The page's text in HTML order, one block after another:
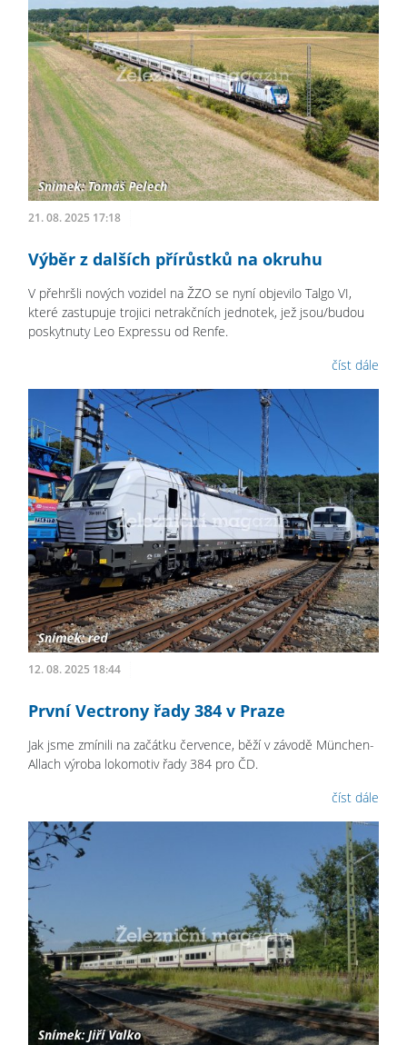
21. 08. 2025 17:18
Výběr z dalších přírůstků na okruhu
V přehršli nových vozidel na ŽZO se nyní objevilo Talgo VI,
které zastupuje trojici netrakčních jednotek, jež jsou/budou
poskytnuty Leo Expressu od Renfe.
číst dále
12. 08. 2025 18:44
První Vectrony řady 384 v Praze
Jak jsme zmínili na začátku července, běží v závodě München-
Allach výroba lokomotiv řady 384 pro ČD.
číst dále